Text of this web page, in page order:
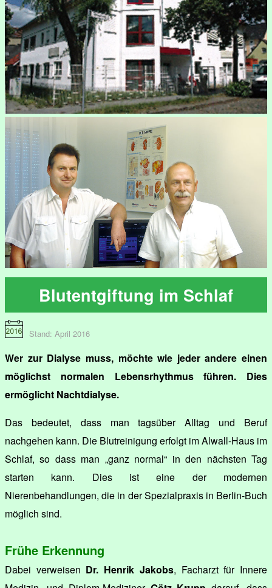
Blutentgiftung im Schlaf
Stand: April 2016
Wer zur Dialyse muss, möchte wie jeder andere einen
möglichst normalen Lebensrhythmus führen. Dies
ermöglicht Nachtdialyse.
Das bedeutet, dass man tagsüber Alltag und Beruf
nachgehen kann. Die Blutreinigung erfolgt im Alwall-Haus im
Schlaf, so dass man „ganz normal“ in den nächsten Tag
starten kann. Dies ist eine der modernen
Nierenbehandlungen, die in der Spezialpraxis in Berlin-Buch
möglich sind.
Frühe Erkennung
Dabei verweisen Dr. Henrik Jakobs, Facharzt für Innere